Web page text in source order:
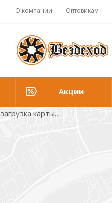
О компании Оптовикам
Акции
загрузка карты...